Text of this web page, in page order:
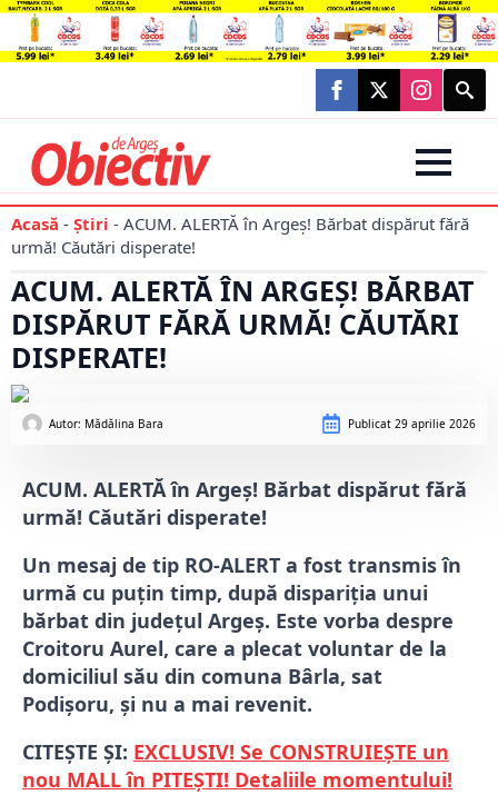
Search
for:
Acasă - Știri - ACUM. ALERTĂ în Argeș! Bărbat dispărut fără
urmă! Căutări disperate!
ACUM. ALERTĂ ÎN ARGEȘ! BĂRBAT
DISPĂRUT FĂRĂ URMĂ! CĂUTĂRI
DISPERATE!
Autor: Mădălina Bara Publicat 29 aprilie 2026
ACUM. ALERTĂ în Argeș! Bărbat dispărut fără
urmă! Căutări disperate!
Un mesaj de tip RO-ALERT a fost transmis în
urmă cu puțin timp, după dispariția unui
bărbat din județul Argeș. Este vorba despre
Croitoru Aurel, care a plecat voluntar de la
domiciliul său din comuna Bârla, sat
Podișoru, și nu a mai revenit.
CITEȘTE ȘI: EXCLUSIV! Se CONSTRUIEȘTE un
nou MALL în PITEȘTI! Detaliile momentului!